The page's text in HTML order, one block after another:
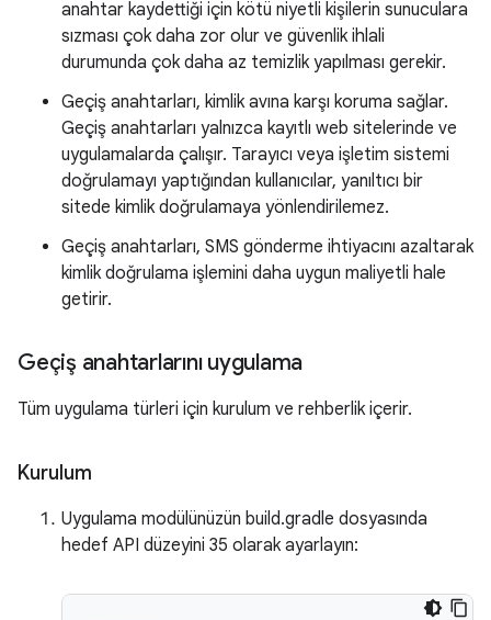
anahtar kaydettiği için kötü niyetli kişilerin sunuculara
sızması çok daha zor olur ve güvenlik ihlali
durumunda çok daha az temizlik yapılması gerekir.
Geçiş anahtarları, kimlik avına karşı koruma sağlar.
Geçiş anahtarları yalnızca kayıtlı web sitelerinde ve
uygulamalarda çalışır. Tarayıcı veya işletim sistemi
doğrulamayı yaptığından kullanıcılar, yanıltıcı bir
sitede kimlik doğrulamaya yönlendirilemez.
Geçiş anahtarları, SMS gönderme ihtiyacını azaltarak
kimlik doğrulama işlemini daha uygun maliyetli hale
getirir.
Geçiş anahtarlarını uygulama
Tüm uygulama türleri için kurulum ve rehberlik içerir.
Kurulum
Uygulama modülünüzün build.gradle dosyasında
hedef API düzeyini 35 olarak ayarlayın: